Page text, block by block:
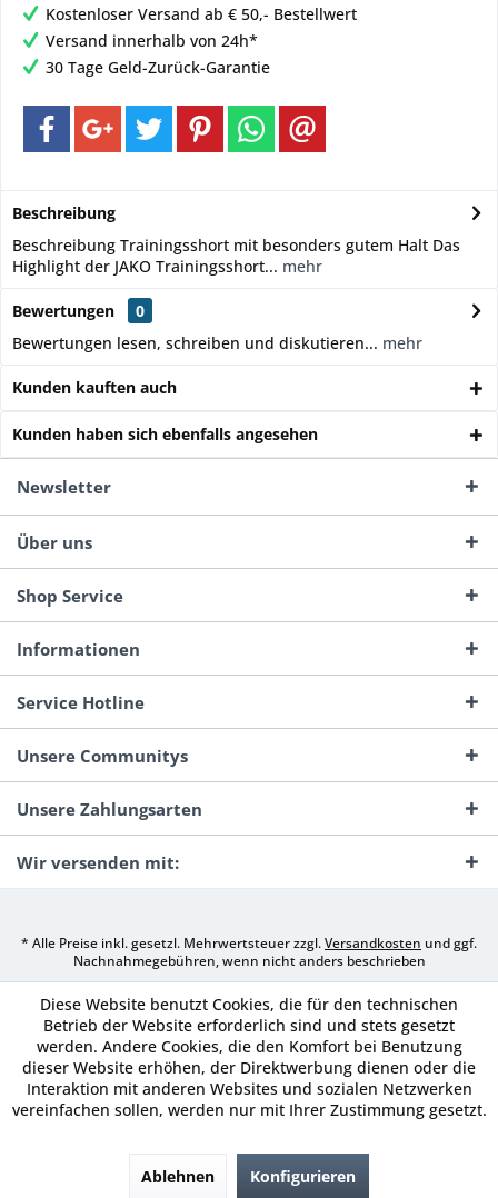
Kostenloser Versand ab € 50,- Bestellwert
Versand innerhalb von 24h*
30 Tage Geld-Zurück-Garantie
Beschreibung
Beschreibung Trainingsshort mit besonders gutem Halt Das
Highlight der JAKO Trainingsshort... mehr
Bewertungen
0
Bewertungen lesen, schreiben und diskutieren... mehr
Kunden kauften auch
Kunden haben sich ebenfalls angesehen
Newsletter
Über uns
Shop Service
Informationen
Service Hotline
Unsere Communitys
Unsere Zahlungsarten
Wir versenden mit:
* Alle Preise inkl. gesetzl. Mehrwertsteuer zzgl.Versandkosten und ggf.
Nachnahmegebühren, wenn nicht anders beschrieben
Diese Website benutzt Cookies, die für den technischen
Betrieb der Website erforderlich sind und stets gesetzt
werden. Andere Cookies, die den Komfort bei Benutzung
dieser Website erhöhen, der Direktwerbung dienen oder die
Interaktion mit anderen Websites und sozialen Netzwerken
vereinfachen sollen, werden nur mit Ihrer Zustimmung gesetzt.
Ablehnen Konfigurieren